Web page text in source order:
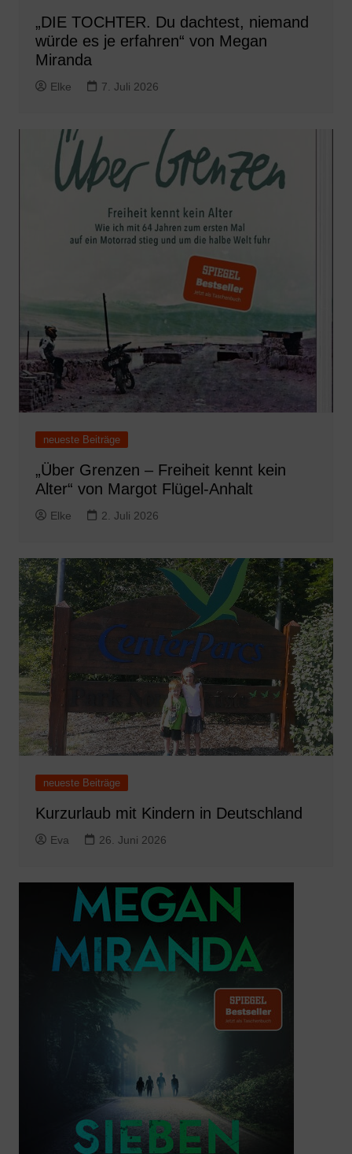
„DIE TOCHTER. Du dachtest, niemand
würde es je erfahren“ von Megan
Miranda
Elke 7. Juli 2026
neueste Beiträge
„Über Grenzen – Freiheit kennt kein
Alter“ von Margot Flügel-Anhalt
Elke 2. Juli 2026
neueste Beiträge
Kurzurlaub mit Kindern in Deutschland
Eva 26. Juni 2026